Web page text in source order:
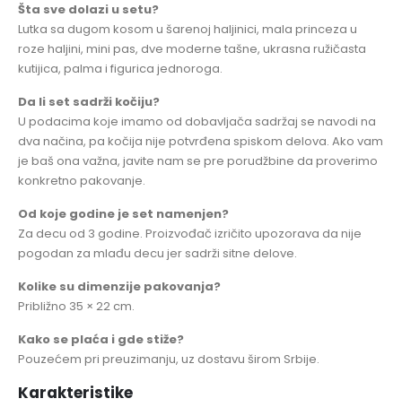
Šta sve dolazi u setu?
Lutka sa dugom kosom u šarenoj haljinici, mala princeza u
roze haljini, mini pas, dve moderne tašne, ukrasna ružičasta
kutijica, palma i figurica jednoroga.
Da li set sadrži kočiju?
U podacima koje imamo od dobavljača sadržaj se navodi na
dva načina, pa kočija nije potvrđena spiskom delova. Ako vam
je baš ona važna, javite nam se pre porudžbine da proverimo
konkretno pakovanje.
Od koje godine je set namenjen?
Za decu od 3 godine. Proizvođač izričito upozorava da nije
pogodan za mlađu decu jer sadrži sitne delove.
Kolike su dimenzije pakovanja?
Približno 35 × 22 cm.
Kako se plaća i gde stiže?
Pouzećem pri preuzimanju, uz dostavu širom Srbije.
Karakteristike